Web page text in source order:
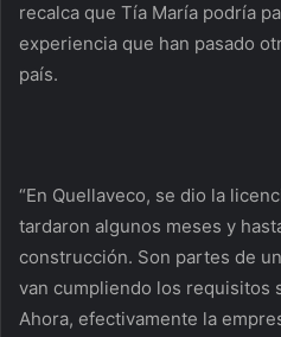
recalca que Tía María podría
experiencia que han pasado
país.
“En Quellaveco, se dio la
tardaron algunos meses y
construcción. Son partes de
van cumpliendo los requisitos
Ahora, efectivamente la